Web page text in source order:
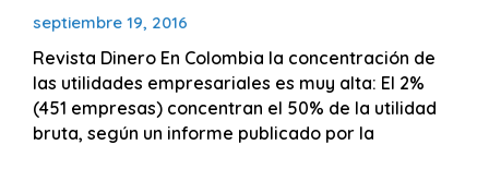
septiembre 19, 2016
Revista Dinero En Colombia la concentración de
las utilidades empresariales es muy alta: El 2%
(451 empresas) concentran el 50% de la utilidad
bruta, según un informe publicado por la